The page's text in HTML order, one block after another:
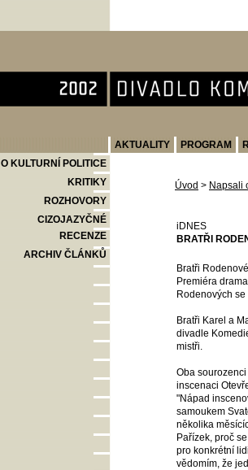
AKTUALITY PROGRAM
O KULTURNÍ POLITICE
KRITIKY
ROZHOVORY
CIZOJAZYČNÉ
RECENZE
ARCHIV ČLÁNKŮ
Úvod > Napsali
iDNES
BRATŘI
Bratři
Premiéra
Rodenových
Bratři Karel a
divadle
mistři.
Oba
inscenaci
"Nápad
samoukem
několika
Pařízek, proč
pro konkrétní
vědomím, že